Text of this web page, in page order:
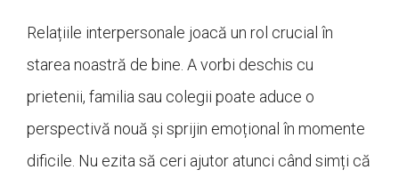
Relațiile interpersonale joacă un rol crucial în
starea noastră de bine. A vorbi deschis cu
prietenii, familia sau colegii poate aduce o
perspectivă nouă și sprijin emoțional în momente
dificile. Nu ezita să ceri ajutor atunci când simți că